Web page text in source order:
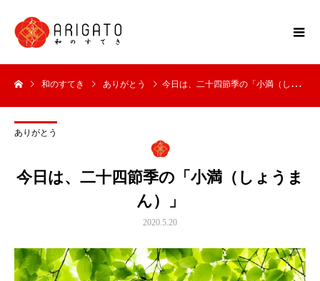
和のすてき ありがとう 今日は、二十四節季の「小満（しょうまん）」
ありがとう
今日は、二十四節季の「小満（しょうま
ん）」
2020.5.20